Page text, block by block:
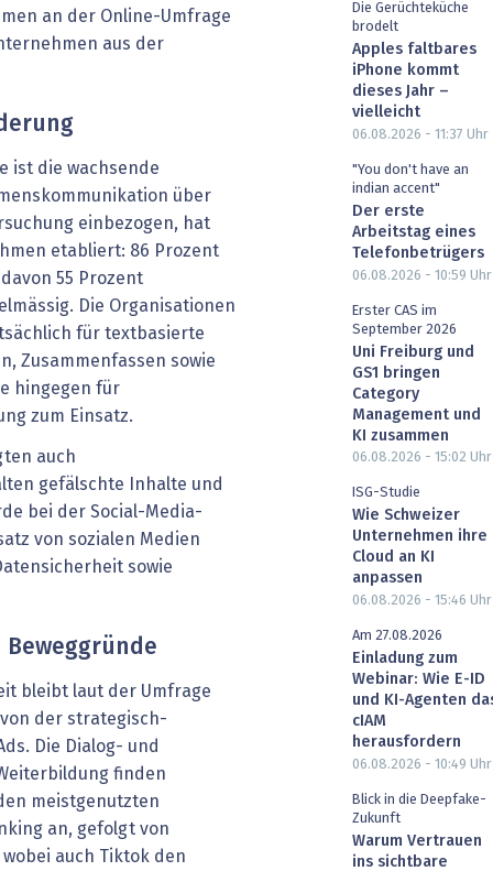
an der Online-Umfrage
aus der
ist die wachsende
über
einbezogen, hat
etabliert: 86 Prozent
55 Prozent
Die Organisationen
für textbasierte
Zusammenfassen sowie
hingegen für
zum Einsatz.
auch
gefälschte Inhalte und
bei der Social-Media-
von sozialen Medien
sowie
bleibt laut der Umfrage
der strategisch-
Die Dialog- und
finden
meistgenutzten
an, gefolgt von
auch Tiktok den
Die Gerüchteküche
brodelt
Apples faltbares
iPhone kommt
dieses Jahr –
vielleicht
06.08.2026 - 11:37 Uhr
"You don't have an
indian accent"
Der erste
Arbeitstag eines
Telefonbetrügers
06.08.2026 - 10:59 Uhr
Erster CAS im
September 2026
Uni Freiburg und
GS1 bringen
Category
Management und
KI zusammen
06.08.2026 - 15:02 Uhr
ISG-Studie
Wie Schweizer
Unternehmen ihre
Cloud an KI
anpassen
06.08.2026 - 15:46 Uhr
Am 27.08.2026
Einladung zum
Webinar: Wie E-ID
und KI-Agenten
cIAM
herausfordern
06.08.2026 - 10:49 Uhr
Blick in die Deepfake-
Zukunft
Warum Vertrauen
ins sichtbare